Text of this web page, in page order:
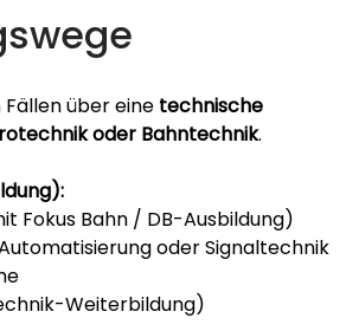
über eine technische
oder Bahntechnik.
Fokus Bahn / DB-Ausbildung)
oder Signaltechnik
Weiterbildung)